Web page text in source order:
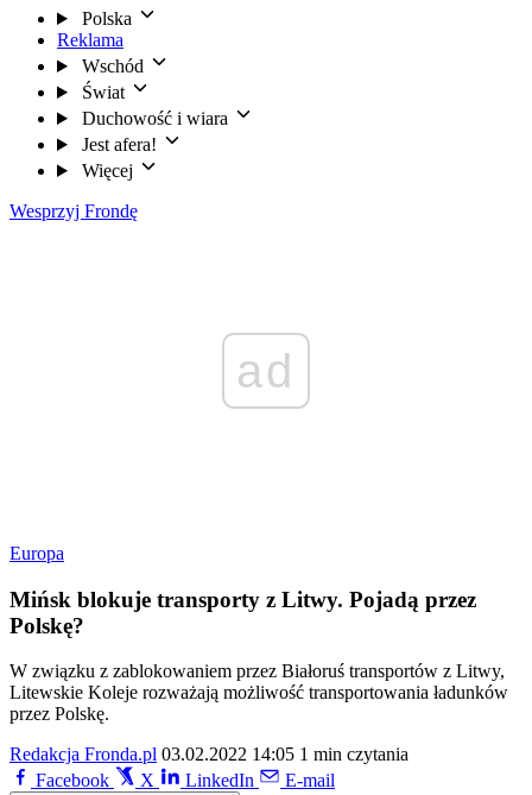
Polska
Reklama
Wschód
Świat
Duchowość i wiara
Jest afera!
Więcej
Wesprzyj Frondę
ad
Europa
Mińsk blokuje transporty z Litwy. Pojadą przez
Polskę?
W związku z zablokowaniem przez Białoruś transportów z Litwy,
Litewskie Koleje rozważają możliwość transportowania ładunków
przez Polskę.
Redakcja Fronda.pl 03.02.2022 14:05 1 min czytania
Facebook
X LinkedIn E-mail